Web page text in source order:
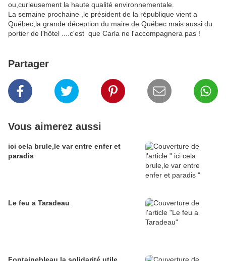
ou,curieusement la haute qualité environnementale.
La semaine prochaine ,le président de la république vient a
Québec,la grande déception du maire de Québec mais aussi du
portier de l'hôtel ....c'est que Carla ne l'accompagnera pas !
Partager
Vous aimerez aussi
ici cela brule,le var entre enfer et
paradis
Le feu a Taradeau